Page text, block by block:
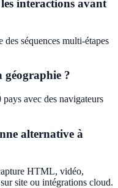
interactions avant
séquences multi-étapes
géographie ?
avec des navigateurs
alternative à
HTML, vidéo,
site ou intégrations cloud.